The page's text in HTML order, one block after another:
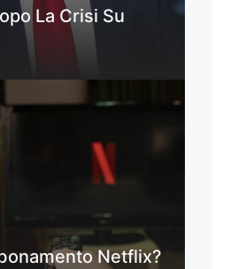
La Crisi Su
Netflix?